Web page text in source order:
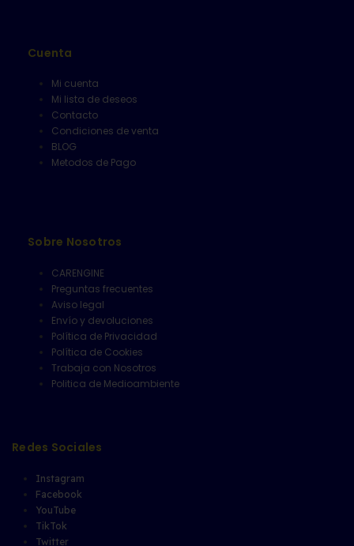
Cuenta
Mi cuenta
Mi lista de deseos
Contacto
Condiciones de venta
BLOG
Metodos de Pago
Sobre Nosotros
CARENGINE
Preguntas frecuentes
Aviso legal
Envío y devoluciones
Política de Privacidad
Política de Cookies
Trabaja con Nosotros
Politica de Medioambiente
Redes Sociales
Instagram
Facebook
YouTube
TikTok
Twitter